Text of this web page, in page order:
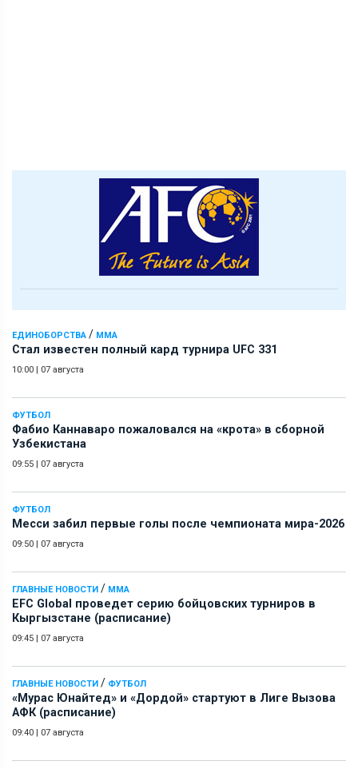
ЕДИНОБОРСТВА / ММА
Стал известен полный кард турнира UFC 331
10:00 | 07 августа
ФУТБОЛ
Фабио Каннаваро пожаловался на «крота» в сборной
Узбекистана
09:55 | 07 августа
ФУТБОЛ
Месси забил первые голы после чемпионата мира-2026
09:50 | 07 августа
ГЛАВНЫЕ НОВОСТИ / ММА
EFC Global проведет серию бойцовских турниров в
Кыргызстане (расписание)
09:45 | 07 августа
ГЛАВНЫЕ НОВОСТИ / ФУТБОЛ
«Мурас Юнайтед» и «Дордой» стартуют в Лиге Вызова
АФК (расписание)
09:40 | 07 августа